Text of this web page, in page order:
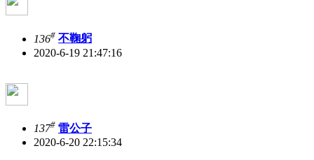
136# 不鞠躬
2020-6-19 21:47:16
137# 雷公子
2020-6-20 22:15:34